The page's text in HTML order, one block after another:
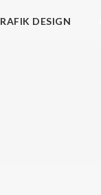
DESIGN